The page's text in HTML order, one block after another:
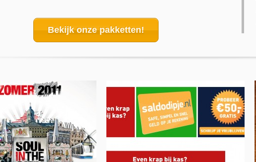
Bekijk onze pakketten!